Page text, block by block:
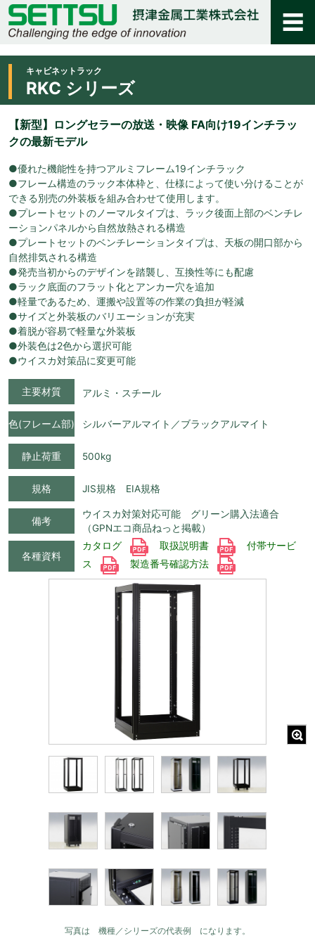
キャビネットラック
RKC シリーズ
【新型】ロングセラーの放送・映像 FA向け19インチラッ
クの最新モデル
●優れた機能性を持つアルミフレーム19インチラック
●フレーム構造のラック本体枠と、仕様によって使い分けることが
できる別売の外装板を組み合わせて使用します。
●プレートセットのノーマルタイプは、ラック後面上部のベンチレ
ーションパネルから自然放熱される構造
●プレートセットのベンチレーションタイプは、天板の開口部から
自然排気される構造
●発売当初からのデザインを踏襲し、互換性等にも配慮
●ラック底面のフラット化とアンカー穴を追加
●軽量であるため、運搬や設置等の作業の負担が軽減
●サイズと外装板のバリエーションが充実
●着脱が容易で軽量な外装板
●外装色は2色から選択可能
●ウイスカ対策品に変更可能
主要材質 アルミ・スチール
色(フレーム部) シルバーアルマイト／ブラックアルマイト
静止荷重 500kg
規格 JIS規格 EIA規格
備考
ウイスカ対策対応可能 グリーン購入法適合
（GPNエコ商品ねっと掲載）
各種資料
カタログ 取扱説明書
付帯サービ
ス
製造番号確認方法
写真は 機種／シリーズの代表例 になります。